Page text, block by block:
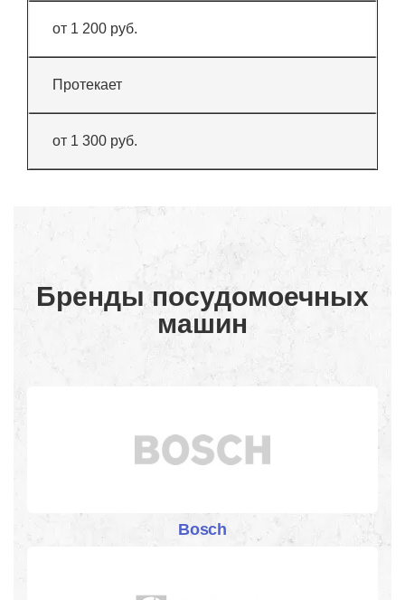
от 1 200 руб.
Протекает
от 1 300 руб.
Бренды посудомоечных
машин
Bosch